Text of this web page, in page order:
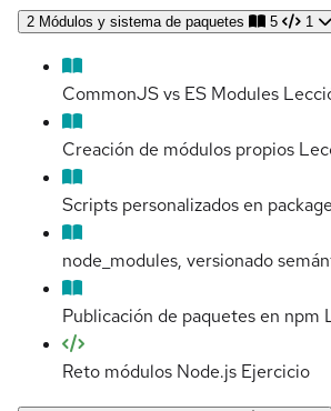
2 Módulos y sistema de paquetes 5 1
CommonJS vs ES Modules
Creación de módulos propios
Scripts personalizados en
node_modules, versionado
Publicación de paquetes en npm
Reto módulos Node.js Ejercicio